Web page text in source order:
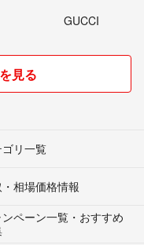
GUCCI
見る
リ一覧
相場価格情報
ンペーン一覧・おすすめ